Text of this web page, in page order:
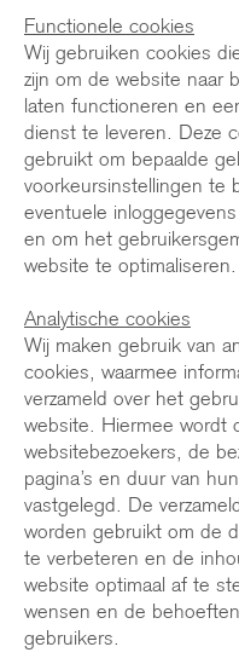
Functionele cookies
Wij gebruiken cookies
zijn om de website naar
laten functioneren en
dienst te leveren. Deze
gebruikt om bepaalde
voorkeursinstellingen te
eventuele
en om het
website te optimaliseren.
Analytische cookies
Wij maken gebruik van
cookies, waarmee
verzameld over het
website. Hiermee wordt
websitebezoekers, de
pagina’s en duur van
vastgelegd. De
worden gebruikt om de
te verbeteren en de
website optimaal af te
wensen en de
gebruikers.